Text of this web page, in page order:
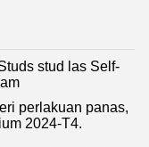
stud las Self-
perlakuan panas,
2024-T4.